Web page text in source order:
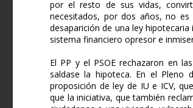
por el resto de sus vidas,
necesitados, por dos años, no
desaparición de una ley
sistema financiero opresor e
El PP y el PSOE rechazaron en
saldase la hipoteca. En el Pleno
proposición de ley de IU e ICV,
que la iniciativa, que también